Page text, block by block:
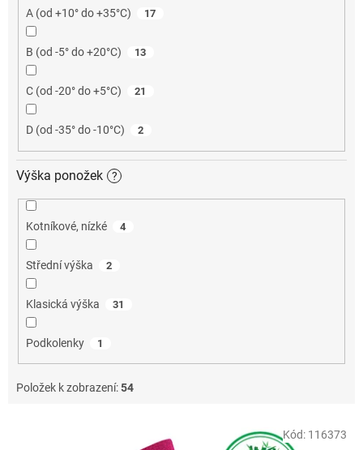
A (od +10° do +35°C) 17
B (od -5° do +20°C) 13
C (od -20° do +5°C) 21
D (od -35° do -10°C) 2
Výška ponožek ?
Kotníkové, nízké 4
Střední výška 2
Klasická výška 31
Podkolenky 1
Položek k zobrazení:54
Kód: 116373